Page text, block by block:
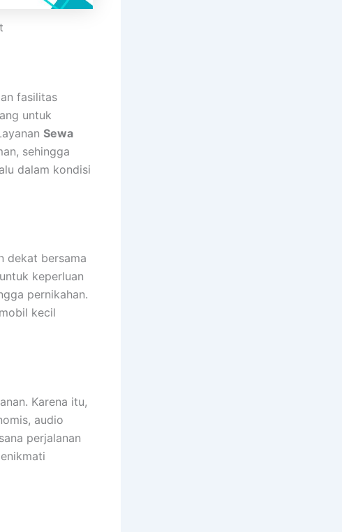
fasilitas
untuk
Sewa
sehingga
dalam kondisi
dekat bersama
keperluan
pernikahan.
kecil
Karena itu,
audio
perjalanan